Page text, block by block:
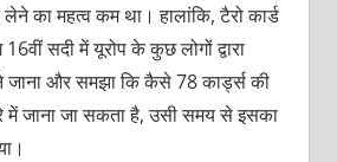
लेने का महत्‍व कम था। हालांकि, टैरो कार्ड
सदी में यूरोप के कुछ लोगों द्वारा
जाना और समझा कि कैसे 78 कार्ड्स की
में जाना जा सकता है, उसी समय से इसका